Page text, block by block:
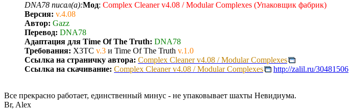
DNA78 писал(а):Мод: Complex Cleaner v4.08 / Modular Complexes (Упаковщик фабрик)
Версия: v.4.08
Автор: Gazz
Перевод: DNA78
Адаптация для Time Of The Truth: DNA78
Требования: X3TC v.3 и Time Of The Truth v.1.0
Ссылка на страничку автора: Complex Cleaner v4.08 / Modular Complexes
Ссылка на скачивание: Complex Cleaner v4.08 / Modular Complexes http://zalil.ru/30481506
Все прекрасно работает, единственный минус - не упаковывает шахты Невидиума.
Br, Alex